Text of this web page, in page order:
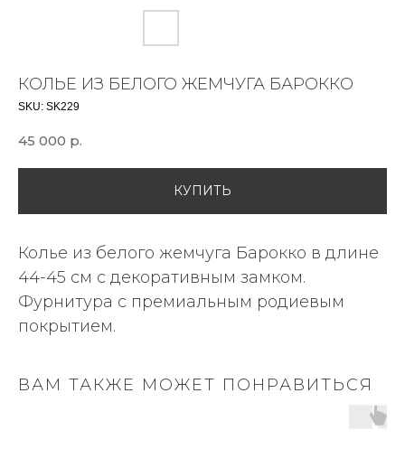
КОЛЬЕ ИЗ БЕЛОГО ЖЕМЧУГА БАРОККО
SKU: SK229
45 000 р.
КУПИТЬ
Колье из белого жемчуга Барокко в длине
44-45 см с декоративным замком.
Фурнитура с премиальным родиевым
покрытием.
ВАМ ТАКЖЕ МОЖЕТ ПОНРАВИТЬСЯ